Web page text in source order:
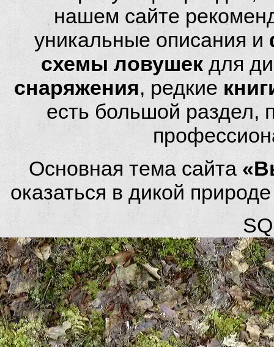
нашем сайте
уникальные описания и
схемы ловушек для
снаряжения, редкие
есть большой
Основная тема сайта
оказаться в дикой